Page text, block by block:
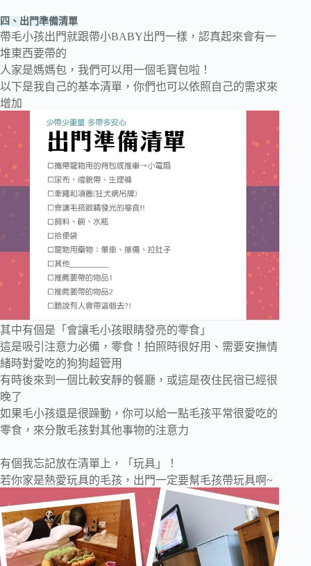
四、出門準備清單
帶毛小孩出門就跟帶小BABY出門一樣，認真起來會有一
堆東西要帶的
人家是媽媽包，我們可以用一個毛寶包啦！
以下是我自己的基本清單，你們也可以依照自己的需求來
增加
其中有個是「會讓毛小孩眼睛發亮的零食」
這是吸引注意力必備，零食！拍照時很好用、需要安撫情
緒時對愛吃的狗狗超管用
有時後來到一個比較安靜的餐廳，或這是夜住民宿已經很
晚了
如果毛小孩還是很躁動，你可以給一點毛孩平常很愛吃的
零食，來分散毛孩對其他事物的注意力
有個我忘記放在清單上，「玩具」！
若你家是熱愛玩具的毛孩，出門一定要幫毛孩帶玩具啊~